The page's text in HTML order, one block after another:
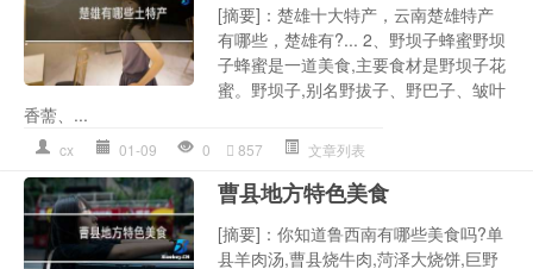
[摘要]：楚雄十大特产，云南楚雄特产
有哪些，楚雄有?... 2、野坝子蜂蜜野坝
子蜂蜜是一道美食,主要食材是野坝子花
蜜。野坝子,别名野拔子、野巴子、皱叶
香薷、...
cx 01-09 0 857 文章列表
曹县地方特色美食
[摘要]：你知道鲁西南有哪些美食吗?单
县羊肉汤,曹县烧牛肉,菏泽大烧饼,巨野